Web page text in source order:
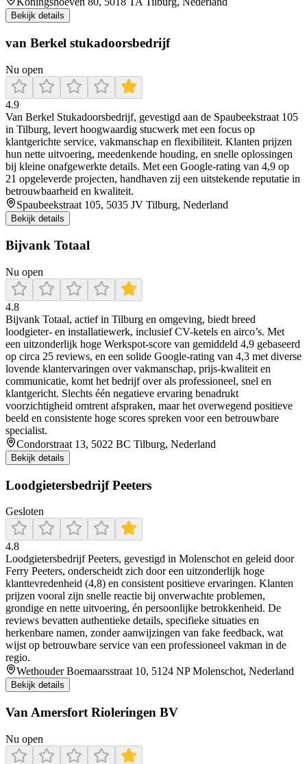
Bekijk details
van Berkel stukadoorsbedrijf
Nu open
4.9
Van Berkel Stukadoorsbedrijf, gevestigd aan de Spaubeekstraat 105
in Tilburg, levert hoogwaardig stucwerk met een focus op
klantgerichte service, vakmanschap en flexibiliteit. Klanten prijzen
hun nette uitvoering, meedenkende houding, en snelle oplossingen
bij kleine onafgewerkte details. Met een Google-rating van 4,9 op
21 opgeleverde projecten, handhaven zij een uitstekende reputatie in
betrouwbaarheid en kwaliteit.
Spaubeekstraat 105, 5035 JV Tilburg, Nederland
Bekijk details
Bijvank Totaal
Nu open
4.8
Bijvank Totaal, actief in Tilburg en omgeving, biedt breed
loodgieter- en installatiewerk, inclusief CV-ketels en airco’s. Met
een uitzonderlijk hoge Werkspot-score van gemiddeld 4,9 gebaseerd
op circa 25 reviews, en een solide Google-rating van 4,3 met diverse
lovende klantervaringen over vakmanschap, prijs-kwaliteit en
communicatie, komt het bedrijf over als professioneel, snel en
klantgericht. Slechts één negatieve ervaring benadrukt
voorzichtigheid omtrent afspraken, maar het overwegend positieve
beeld en consistente hoge scores spreken voor een betrouwbare
specialist.
Condorstraat 13, 5022 BC Tilburg, Nederland
Bekijk details
Loodgietersbedrijf Peeters
Gesloten
4.8
Loodgietersbedrijf Peeters, gevestigd in Molenschot en geleid door
Ferry Peeters, onderscheidt zich door een uitzonderlijk hoge
klanttevredenheid (4,8) en consistent positieve ervaringen. Klanten
prijzen vooral zijn snelle reactie bij onverwachte problemen,
grondige en nette uitvoering, én persoonlijke betrokkenheid. De
reviews bevatten authentieke details, specifieke situaties en
herkenbare namen, zonder aanwijzingen van fake feedback, wat
wijst op betrouwbare service van een professioneel vakman in de
regio.
Wethouder Boemaarsstraat 10, 5124 NP Molenschot, Nederland
Bekijk details
Van Amersfort Rioleringen BV
Nu open